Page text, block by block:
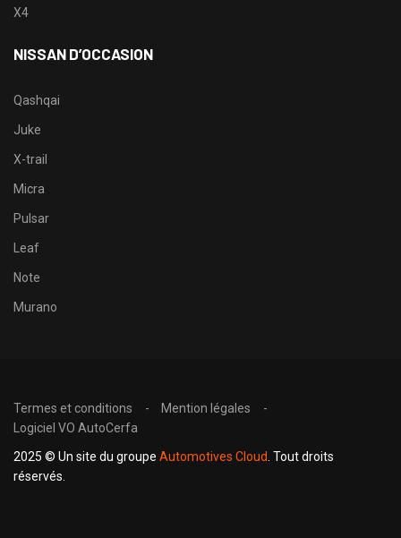
X4
NISSAN D’OCCASION
Qashqai
Juke
X-trail
Micra
Pulsar
Leaf
Note
Murano
Termes et conditions
Mention légales
Logiciel VO AutoCerfa
2025 © Un site du groupe Automotives Cloud . Tout droits
réservés.